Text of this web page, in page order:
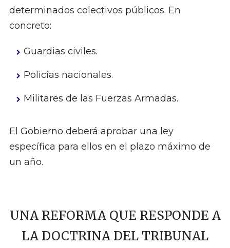
determinados colectivos públicos. En
concreto:
Guardias civiles.
Policías nacionales.
Militares de las Fuerzas Armadas.
El Gobierno deberá aprobar una ley
específica para ellos en el plazo máximo de
un año.
UNA REFORMA QUE RESPONDE A
LA DOCTRINA DEL TRIBUNAL